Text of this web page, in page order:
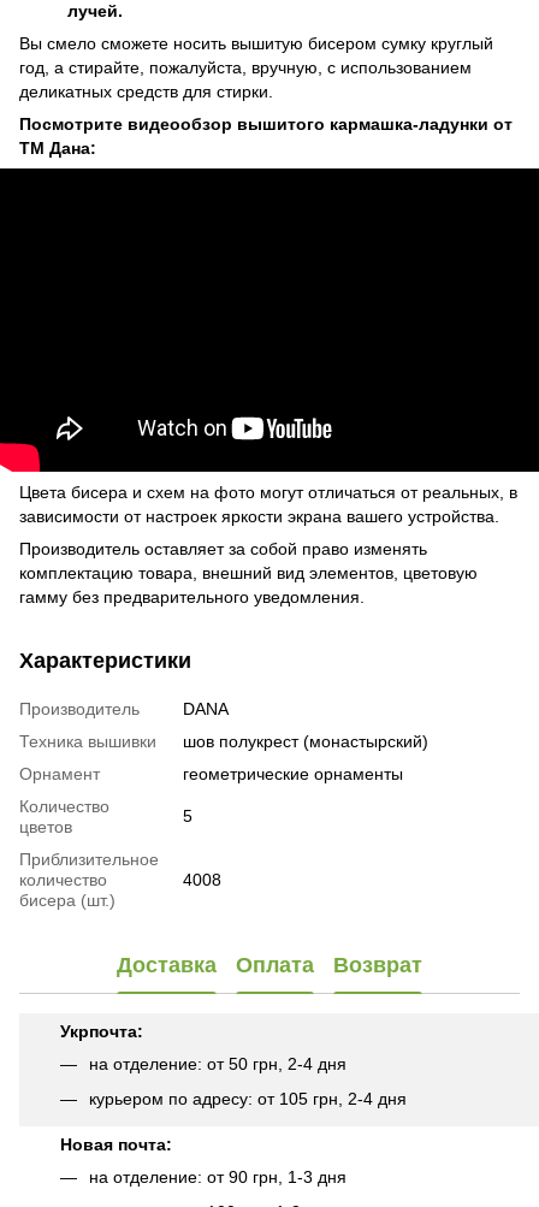
лучей.
Вы смело сможете носить вышитую бисером сумку круглый
год, а стирайте, пожалуйста, вручную, с использованием
деликатных средств для стирки.
Посмотрите видеообзор вышитого кармашка-ладунки от
ТМ Дана:
Цвета бисера и схем на фото могут отличаться от реальных, в
зависимости от настроек яркости экрана вашего устройства.
Производитель оставляет за собой право изменять
комплектацию товара, внешний вид элементов, цветовую
гамму без предварительного уведомления.
Характеристики
Производитель
DANA
Техника вышивки
шов полукрест (монастырский)
Орнамент
геометрические орнаменты
Количество
цветов
5
Приблизительное
количество
бисера (шт.)
4008
Доставка Оплата Возврат
Укрпочта:
на отделение: от 50 грн, 2-4 дня
курьером по адресу: от 105 грн, 2-4 дня
Новая почта:
на отделение: от 90 грн, 1-3 дня